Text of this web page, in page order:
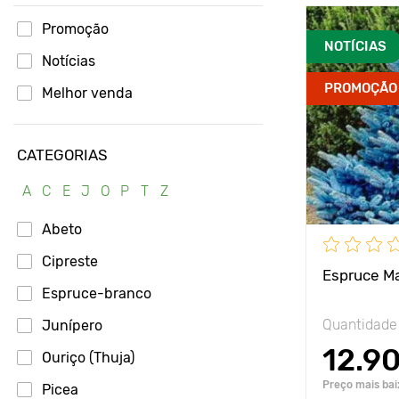
Promoção
Notícias
Melhor venda
CATEGORIAS
A C E J O P T Z
Abeto
Cipreste
Espruce-branco
Junípero
Ouriço (Thuja)
Picea
NOTÍCIAS
PROMOÇÃO
Espruce
12.90
Preço mais
Avantages
Hauteur
Espacement
Position
Résistance